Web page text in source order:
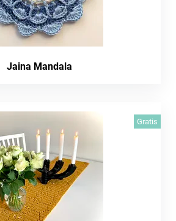
Jaina Mandala
Gratis